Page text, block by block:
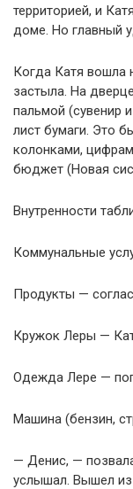
территорией, и
доме. Но главный
Когда Катя вошла
застыла. На
пальмой (сувенир
лист бумаги. Это
колонками,
бюджет (Новая
Внутренности
Коммунальные
Продукты —
Кружок Леры —
Одежда Лере —
Машина (бензин,
— Денис, —
услышал. Вышел